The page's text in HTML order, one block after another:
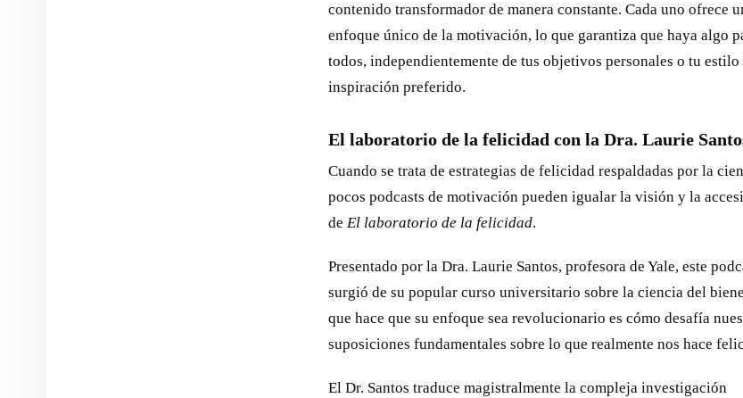
contenido transformador de manera constante. Cada uno ofrece
enfoque único de la motivación, lo que garantiza que haya algo
todos, independientemente de tus objetivos personales o tu estilo
inspiración preferido.
El laboratorio de la felicidad con la Dra. Laurie
Cuando se trata de estrategias de felicidad respaldadas por la
pocos podcasts de motivación pueden igualar la visión y la
de El laboratorio de la felicidad.
Presentado por la Dra. Laurie Santos, profesora de Yale, este
surgió de su popular curso universitario sobre la ciencia del
que hace que su enfoque sea revolucionario es cómo desafía
suposiciones fundamentales sobre lo que realmente nos hace
El Dr. Santos traduce magistralmente la compleja investigación